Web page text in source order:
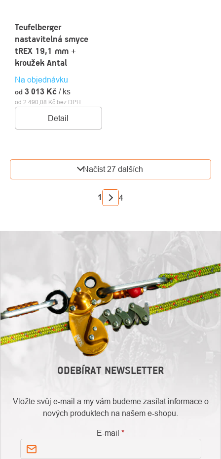
Teufelberger
nastavitelná smyce
tREX 19,1 mm +
kroužek Antal
Na objednávku
od 2 490,08 Kč bez DPH
od 3 013 Kč / ks
Detail
OVLÁDACÍ
PRVKY
VÝPISU
Načíst 27 dalších
STRÁNKOVÁNÍ
1 4
ODEBÍRAT NEWSLETTER
Vložte svůj e-mail a my vám budeme zasílat informace o
nových produktech na našem e-shopu.
E-mail